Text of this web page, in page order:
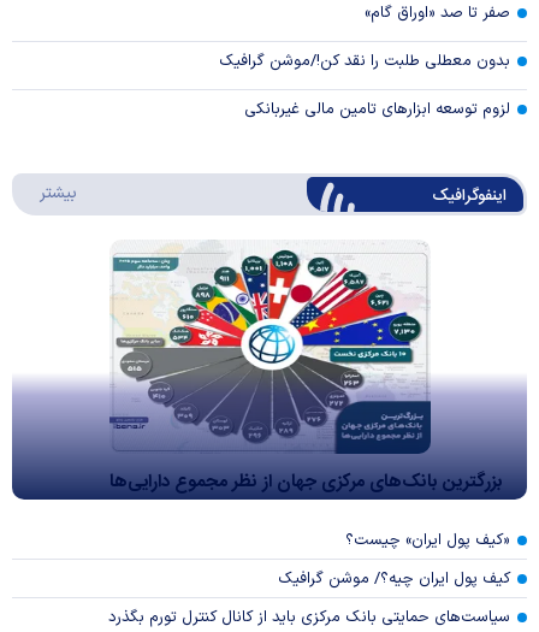
صفر تا صد «اوراق گام»
بدون معطلی طلبت را نقد کن!/موشن گرافیک
لزوم توسعه ابزارهای تامین مالی غیربانکی
اینفوگرافیک بیشتر
بزرگترین بانک‌های مرکزی جهان از نظر مجموع دارایی‌ها
«کیف پول ایران» چیست؟
کیف پول ایران چیه؟/ موشن گرافیک
سیاست‌های حمایتی بانک مرکزی باید از کانال کنترل تورم بگذرد